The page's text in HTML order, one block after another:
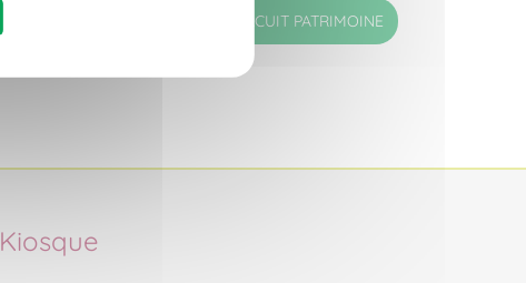
CARTE INTERACTIVE DU CIRCUIT PATRIMOINE
Kiosque